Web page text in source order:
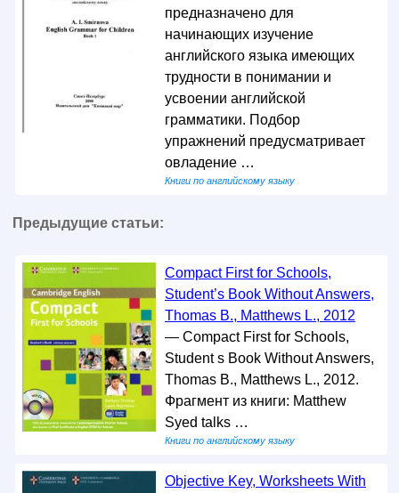
предназначено для
начинающих изучение
английского языка имеющих
трудности в понимании и
усвоении английской
грамматики. Подбор
упражнений предусматривает
овладение …
Книги по английскому языку
Предыдущие статьи:
Compact First for Schools,
Student’s Book Without Answers,
Thomas B., Matthews L., 2012
— Compact First for Schools,
Student s Book Without Answers,
Thomas B., Matthews L., 2012.
Фрагмент из книги: Matthew
Syed talks …
Книги по английскому языку
Objective Key, Worksheets With